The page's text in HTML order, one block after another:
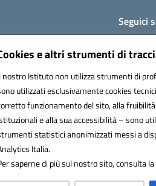
e altri strumenti di
nostro Istituto non utilizza strumenti di
utilizzati esclusivamente cookies
funzionamento del sito, alla
e alla sua accessibilità – sono
statistici anonimizzati messi a
Italia.
saperne di più sul nostro sito, consulta
Seguici